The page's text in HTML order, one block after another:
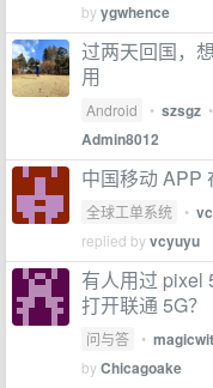
byygwhence
过两天回国，
用
Android • szsgz •
Admin8012
中国移动 APP
全球工单系统 •
replied byvcyuyu
有人用过 pixel
打开联通 5G？
问与答 •
byChicagoake